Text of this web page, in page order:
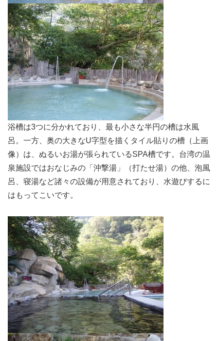
浴槽は3つに分かれており、最も小さな半円の槽は水風
呂。一方、奥の大きなU字型を描くタイル貼りの槽（上画
像）は、ぬるいお湯が張られているSPA槽です。台湾の温
泉施設ではおなじみの「沖撃湯」（打たせ湯）の他、泡風
呂、寝湯など諸々の設備が用意されており、水遊びするに
はもってこいです。